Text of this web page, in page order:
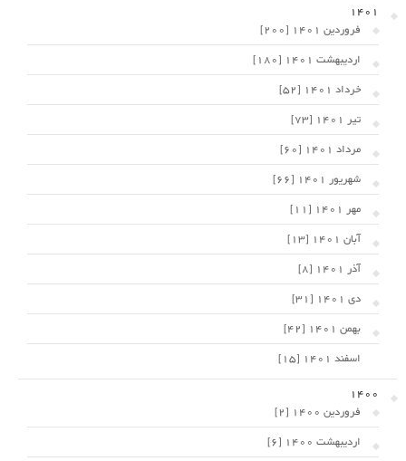
1401
فروردین 1401 [200]
اردیبهشت 1401 [180]
خرداد 1401 [52]
تیر 1401 [73]
مرداد 1401 [60]
شهریور 1401 [66]
مهر 1401 [11]
آبان 1401 [13]
آذر 1401 [8]
دی 1401 [31]
بهمن 1401 [42]
اسفند 1401 [15]
1400
فروردین 1400 [2]
اردیبهشت 1400 [6]